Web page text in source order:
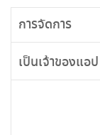
การจัดการ
เป็นเจ้าของแอป